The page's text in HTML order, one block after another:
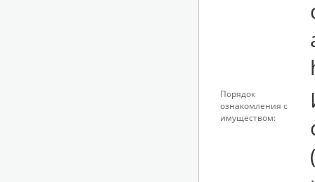
Порядок
ознакомления с
имуществом: